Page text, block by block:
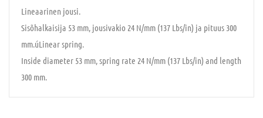
Lineaarinen jousi.
Sisõhalkaisija 53 mm, jousivakio 24 N/mm (137 Lbs/in) ja pituus 300
mm.úLinear spring.
Inside diameter 53 mm, spring rate 24 N/mm (137 Lbs/in) and length
300 mm.